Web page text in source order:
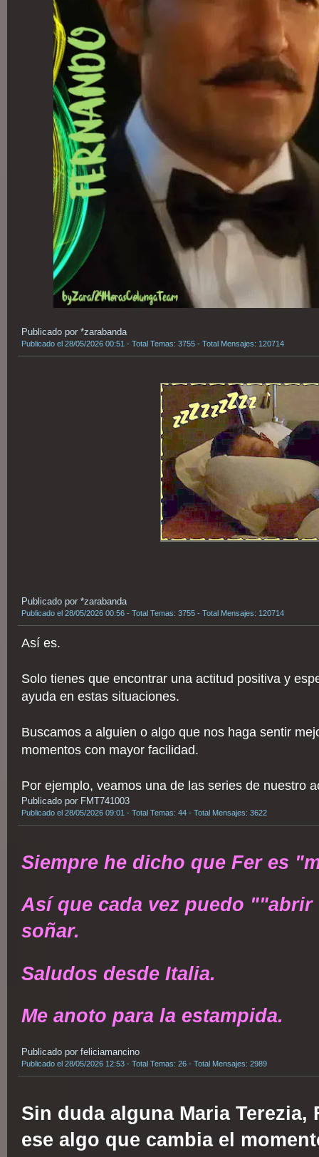
Publicado por *zarabanda
Publicado el 28/05/2026 00:51 - Total Temas: 3755 - Total Mensajes: 120714
Publicado por *zarabanda
Publicado el 28/05/2026 00:56 - Total Temas: 3755 - Total Mensajes: 120714
Así es.
Solo tienes que encontrar una actitud positiva y
ayuda en estas situaciones.
Buscamos a alguien o algo que nos haga sentir
momentos con mayor facilidad.
Por ejemplo, veamos una de las series de nuestro
Publicado por FMT741003
Publicado el 28/05/2026 09:01 - Total Temas: 44 - Total Mensajes: 3622
Siempre he dicho que Fer es
Así que cada vez puedo ""abrir
soñar.
Saludos desde Italia.
Me anoto para la estampida.
Publicado por feliciamancino
Publicado el 28/05/2026 12:53 - Total Temas: 26 - Total Mensajes: 2989
Sin duda alguna Maria Terezia,
ese algo que cambia el